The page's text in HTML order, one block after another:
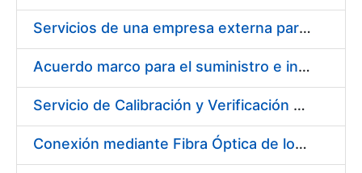
Servicios de una empresa externa para el asesoramiento y resolución de los recursos de alzada que se presentan relacionados con procesos de selección para la FNMT-RCM
Acuerdo marco para el suministro e instalación de persianas, estores y otros complementos
Servicio de Calibración y Verificación Externa de los Equipos de Medición del Servicio de Prevención de la FNMT-RCM
Conexión mediante Fibra Óptica de los Centros de Proceso de Datos (CPDs) de las sedes de la FNMT-RCM de Burgos y Madrid